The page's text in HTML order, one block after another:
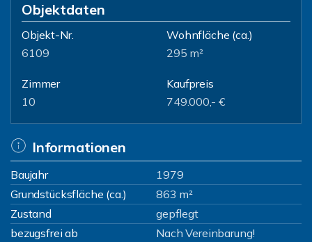
Objektdaten
Objekt-Nr.
6109
Wohnfläche (ca.)
295 m²
Zimmer
10
Kaufpreis
749.000,- €
Informationen
Baujahr
1979
Grundstücksfläche (ca.)
863 m²
Zustand
gepflegt
bezugsfrei ab
Nach Vereinbarung!